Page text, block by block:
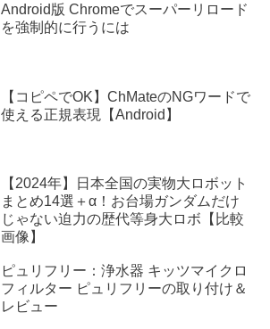
Android版 Chromeでスーパーリロード
を強制的に行うには
【コピペでOK】ChMateのNGワードで
使える正規表現【Android】
【2024年】日本全国の実物大ロボット
まとめ14選＋α！お台場ガンダムだけ
じゃない迫力の歴代等身大ロボ【比較
画像】
ピュリフリー：浄水器 キッツマイクロ
フィルター ピュリフリーの取り付け＆
レビュー